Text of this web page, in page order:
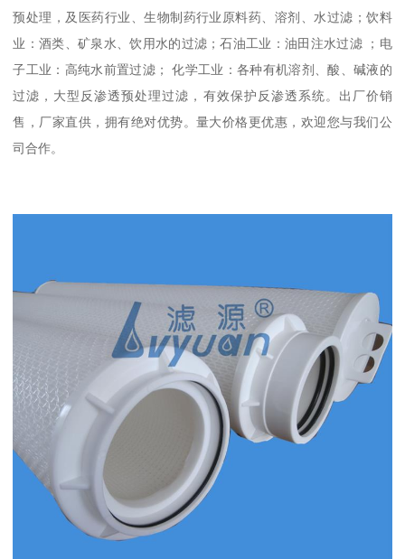
预处理，及医药行业、生物制药行业原料药、溶剂、水过滤；饮料
业：酒类、矿泉水、饮用水的过滤；石油工业：油田注水过滤 ；电
子工业：高纯水前置过滤； 化学工业：各种有机溶剂、酸、碱液的
过滤，大型反渗透预处理过滤，有效保护反渗透系统。出厂价销
售，厂家直供，拥有绝对优势。量大价格更优惠，欢迎您与我们公
司合作。